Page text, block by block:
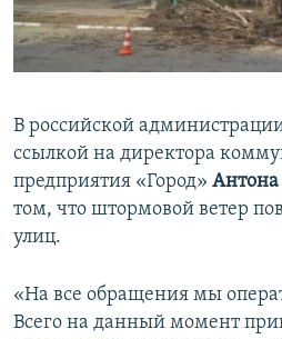
ПОБЕДИТЕЛЕЙ НЕ СУДЯТ?
КРЫМ.НЕПОКОРЕННЫЙ
УКРАИНСКАЯ ПРОБЛЕМА КРЫМА
ПРИСОЕДИНЯЙТЕСЬ!
Все сайты RFE/RL
В российской
ссылкой на директора
предприятия «Город»
том, что штормовой ветер
улиц.
«На все обращения мы
Всего на данный момент